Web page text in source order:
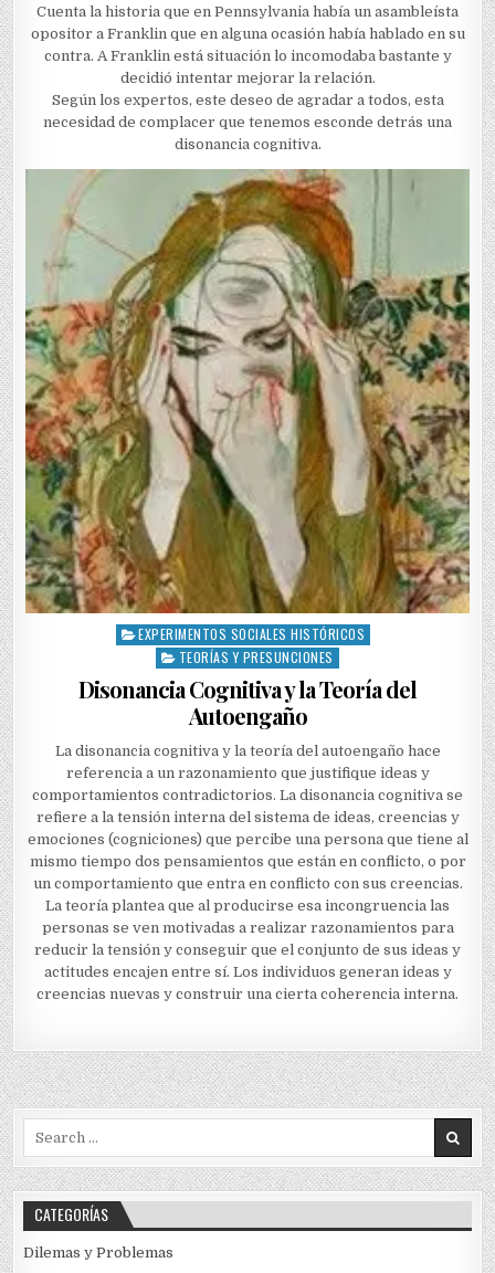
Cuenta la historia que en Pennsylvania había un asambleísta
opositor a Franklin que en alguna ocasión había hablado en su
contra. A Franklin está situación lo incomodaba bastante y
decidió intentar mejorar la relación.
Según los expertos, este deseo de agradar a todos, esta
necesidad de complacer que tenemos esconde detrás una
disonancia cognitiva.
Posted
EXPERIMENTOS SOCIALES HISTÓRICOS
TEORÍAS Y PRESUNCIONES
Disonancia Cognitiva y la Teoría del
Autoengaño
La disonancia cognitiva y la teoría del autoengaño hace
referencia a un razonamiento que justifique ideas y
comportamientos contradictorios. La disonancia cognitiva se
refiere a la tensión interna del sistema de ideas, creencias y
emociones (cogniciones) que percibe una persona que tiene al
mismo tiempo dos pensamientos que están en conflicto, o por
un comportamiento que entra en conflicto con sus creencias.
La teoría plantea que al producirse esa incongruencia las
personas se ven motivadas a realizar razonamientos para
reducir la tensión y conseguir que el conjunto de sus ideas y
actitudes encajen entre sí. Los individuos generan ideas y
creencias nuevas y construir una cierta coherencia interna.
CATEGORÍAS
Dilemas y Problemas